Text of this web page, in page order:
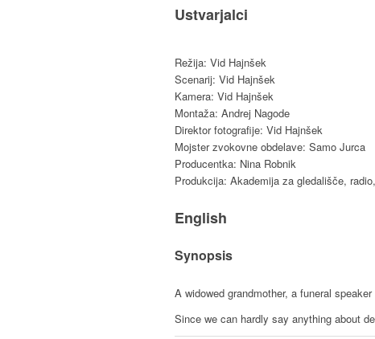
Ustvarjalci
Režija: Vid Hajnšek
Scenarij: Vid Hajnšek
Kamera: Vid Hajnšek
Montaža: Andrej Nagode
Direktor fotografije: Vid Hajnšek
Mojster zvokovne obdelave: Samo Jurca
Producentka: Nina Robnik
Produkcija: Akademija za gledališče,
English
Synopsis
A widowed grandmother, a funeral
Since we can hardly say anything about